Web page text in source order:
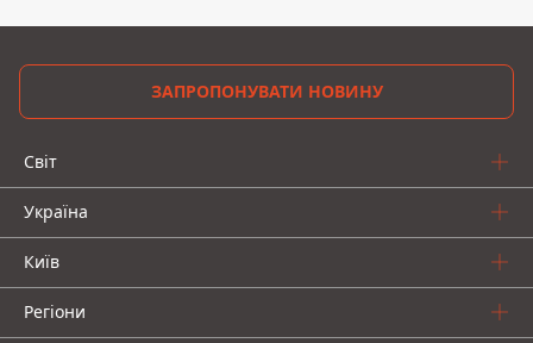
ЗАПРОПОНУВАТИ НОВИНУ
Світ
Україна
Київ
Регіони